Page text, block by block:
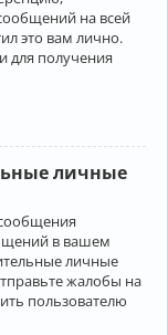
на всей
это вам лично.
для получения
личные
в вашем
личные
жалобы на
пользователю